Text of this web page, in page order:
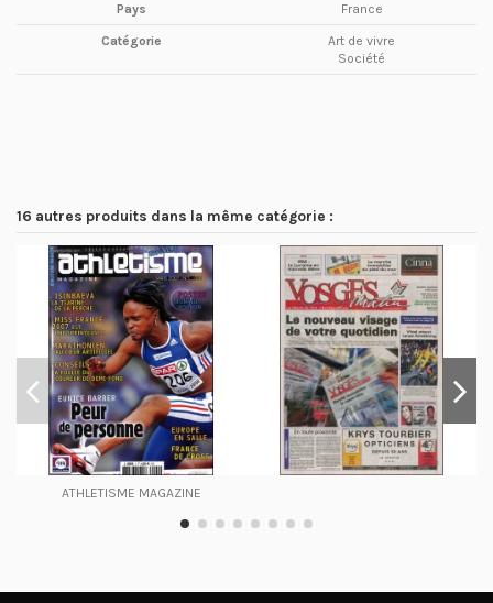
Pays France
Catégorie
Art de vivre
Société
16 autres produits dans la même catégorie :
ATHLETISME MAGAZINE